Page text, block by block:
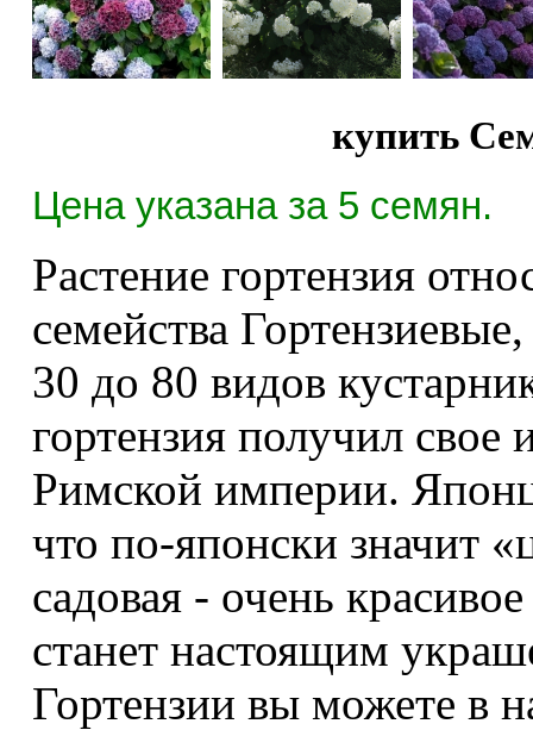
купить
Цена указана за 5 семян.
Растение гортензия
семейства
30 до 80 видов
гортензия получил
Римской империи.
что по-японски значит
садовая - очень
станет настоящим
Гортензии вы можете в